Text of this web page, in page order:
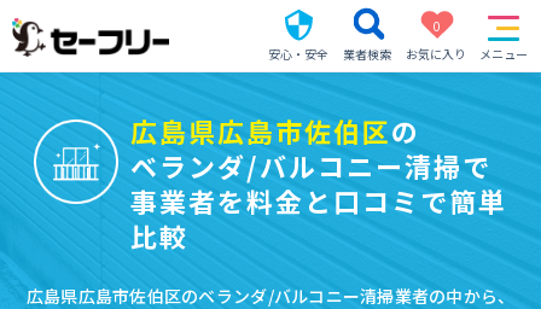
安心・安全 業者検索
0
お気に入り
メニュー
広島県広島市佐伯区の
ベランダ/バルコニー清掃で
事業者を料金と口コミで簡単
比較
広島県広島市佐伯区のベランダ/バルコニー清掃業者の中から、